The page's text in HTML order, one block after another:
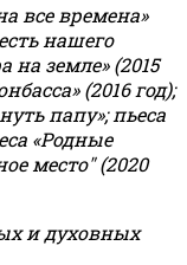
все времена»
нашего
на земле» (2015
(2016 год);
папу»; пьеса
«Родные
место" (2020
и духовных